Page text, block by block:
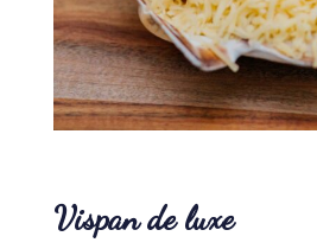
Vispan de luxe